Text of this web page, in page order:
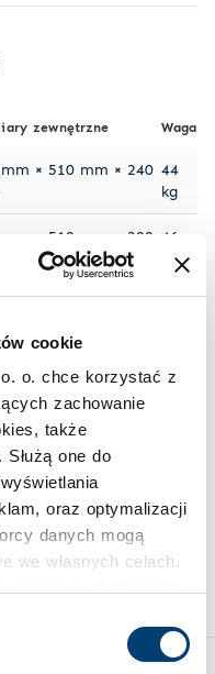
cookie
o. chce korzystać z
zachowanie
także
one do
oraz optymalizacji
danych mogą
we własnych celach.
zewnętrzne Waga
× 510 mm × 240 44
kg
mm × 510 mm × 300
46
kg
× 510 mm × 383 48
× 510 mm × 240
50
mm × 510 mm × 300
sejf na wymiar. Zapytaj